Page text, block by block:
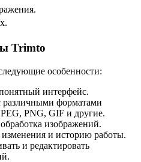
Trimto
особенности:
интерфейс.
различными форматами
PNG, GIF и другие.
изображений.
и историю работы.
и редактировать